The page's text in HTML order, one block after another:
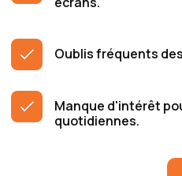
Oublis fréquents
Manque d'intérêt
quotidiennes.